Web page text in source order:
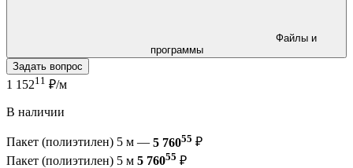
программы
Задать вопрос
1 15211 ₽/м
В наличии
Пакет (полиэтилен) 5 м — 5 76055 ₽
Пакет (полиэтилен) 5 м 5 76055 ₽